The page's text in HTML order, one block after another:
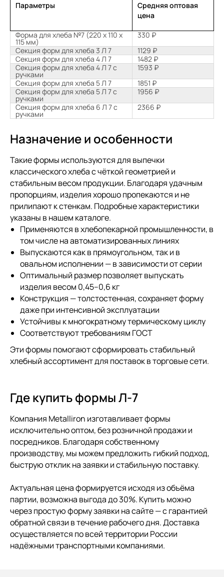
Параметры
Средняя оптовая
цена
Форма для хлеба №7 (220 х 110 х
115 мм)
330 ₽
Секция форм для хлеба 3 Л 7
1129 ₽
Секция форм для хлеба 4 Л 7
1482 ₽
Секция форм для хлеба 4 Л 7 с
ручками
1593 ₽
Секция форм для хлеба 5 Л 7
1851 ₽
Секция форм для хлеба 5 Л 7 с
ручками
1956 ₽
Секция форм для хлеба 6 Л 7 с
ручками
2366 ₽
Назначение и особенности
Такие формы используются для выпечки
классического хлеба с чёткой геометрией и
стабильным весом продукции. Благодаря удачным
пропорциям, изделия хорошо пропекаются и не
прилипают к стенкам. Подробные характеристики
указаны в нашем каталоге.
Применяются в хлебопекарной промышленности, в
том числе на автоматизированных линиях
Выпускаются как в прямоугольном, так и в
овальном исполнении — в зависимости от серии
Оптимальный размер позволяет выпускать
изделия весом 0,45–0,6 кг
Конструкция — толстостенная, сохраняет форму
даже при интенсивной эксплуатации
Устойчивы к многократному термическому циклу
Соответствуют требованиям ГОСТ
Эти формы помогают сформировать стабильный
хлебный ассортимент для поставок в торговые сети.
Где купить формы Л-7
Компания Metalliron изготавливает формы
исключительно оптом, без розничной продажи и
посредников. Благодаря собственному
производству, мы можем предложить гибкий подход,
быструю отклик на заявки и стабильную поставку.
Актуальная цена формируется исходя из объёма
партии, возможна выгода до 30%. Купить можно
через простую форму заявки на сайте — с гарантией
обратной связи в течение рабочего дня. Доставка
осуществляется по всей территории России
надёжными транспортными компаниями.